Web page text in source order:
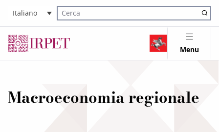
Italiano
Cerca nel sito
Menu
Macroeconomia regionale